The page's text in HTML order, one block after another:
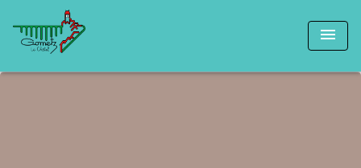
menu